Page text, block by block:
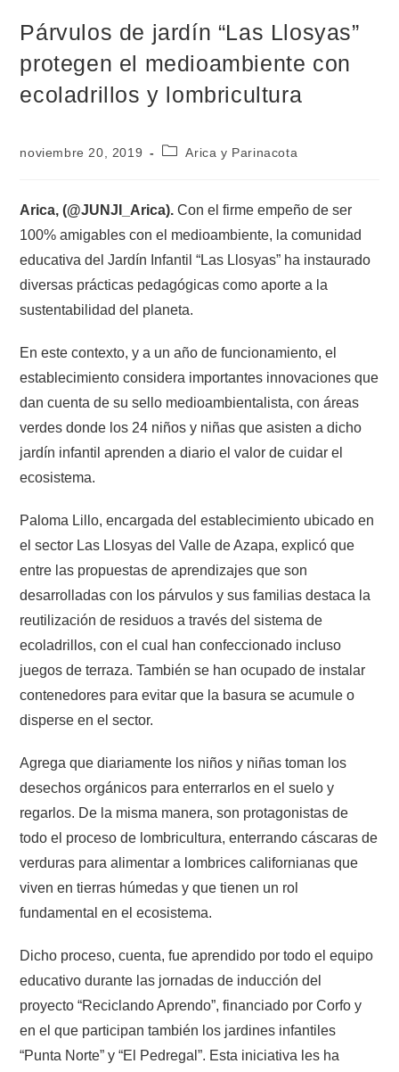
Párvulos de jardín “Las Llosyas”
protegen el medioambiente con
ecoladrillos y lombricultura
noviembre 20, 2019 Arica y Parinacota
Arica, (@JUNJI_Arica). Con el firme empeño de ser
100% amigables con el medioambiente, la comunidad
educativa del Jardín Infantil “Las Llosyas” ha instaurado
diversas prácticas pedagógicas como aporte a la
sustentabilidad del planeta.
En este contexto, y a un año de funcionamiento, el
establecimiento considera importantes innovaciones que
dan cuenta de su sello medioambientalista, con áreas
verdes donde los 24 niños y niñas que asisten a dicho
jardín infantil aprenden a diario el valor de cuidar el
ecosistema.
Paloma Lillo, encargada del establecimiento ubicado en
el sector Las Llosyas del Valle de Azapa, explicó que
entre las propuestas de aprendizajes que son
desarrolladas con los párvulos y sus familias destaca la
reutilización de residuos a través del sistema de
ecoladrillos, con el cual han confeccionado incluso
juegos de terraza. También se han ocupado de instalar
contenedores para evitar que la basura se acumule o
disperse en el sector.
Agrega que diariamente los niños y niñas toman los
desechos orgánicos para enterrarlos en el suelo y
regarlos. De la misma manera, son protagonistas de
todo el proceso de lombricultura, enterrando cáscaras de
verduras para alimentar a lombrices californianas que
viven en tierras húmedas y que tienen un rol
fundamental en el ecosistema.
Dicho proceso, cuenta, fue aprendido por todo el equipo
educativo durante las jornadas de inducción del
proyecto “Reciclando Aprendo”, financiado por Corfo y
en el que participan también los jardines infantiles
“Punta Norte” y “El Pedregal”. Esta iniciativa les ha